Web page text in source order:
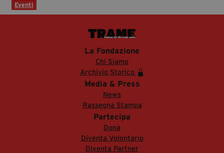
Eventi
La Fondazione
Chi Siamo
Archivio Storico
Media & Press
News
Rassegna Stampa
Partecipa
Dona
Diventa Volontario
Diventa Partner